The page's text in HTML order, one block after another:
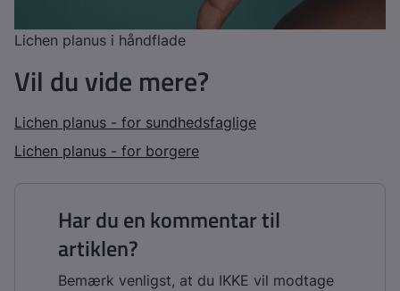
Lichen planus i håndflade
Vil du vide mere?
Lichen planus - for sundhedsfaglige
Lichen planus - for borgere
Har du en kommentar til
artiklen?
Bemærk venligst, at du IKKE vil modtage